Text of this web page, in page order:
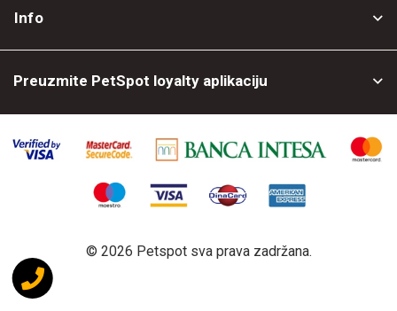
Info
Preuzmite PetSpot loyalty aplikaciju
© 2026 Petspot sva prava zadržana.